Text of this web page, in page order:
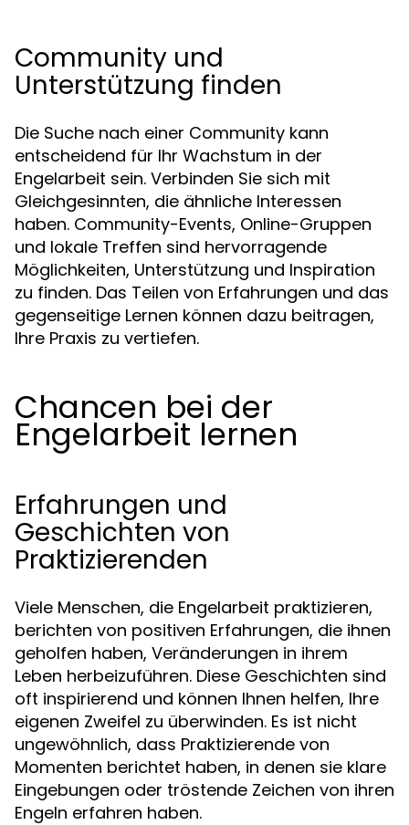
Community und
Unterstützung finden
Die Suche nach einer Community kann
entscheidend für Ihr Wachstum in der
Engelarbeit sein. Verbinden Sie sich mit
Gleichgesinnten, die ähnliche Interessen
haben. Community-Events, Online-Gruppen
und lokale Treffen sind hervorragende
Möglichkeiten, Unterstützung und Inspiration
zu finden. Das Teilen von Erfahrungen und das
gegenseitige Lernen können dazu beitragen,
Ihre Praxis zu vertiefen.
Chancen bei der
Engelarbeit lernen
Erfahrungen und
Geschichten von
Praktizierenden
Viele Menschen, die Engelarbeit praktizieren,
berichten von positiven Erfahrungen, die ihnen
geholfen haben, Veränderungen in ihrem
Leben herbeizuführen. Diese Geschichten sind
oft inspirierend und können Ihnen helfen, Ihre
eigenen Zweifel zu überwinden. Es ist nicht
ungewöhnlich, dass Praktizierende von
Momenten berichtet haben, in denen sie klare
Eingebungen oder tröstende Zeichen von ihren
Engeln erfahren haben.